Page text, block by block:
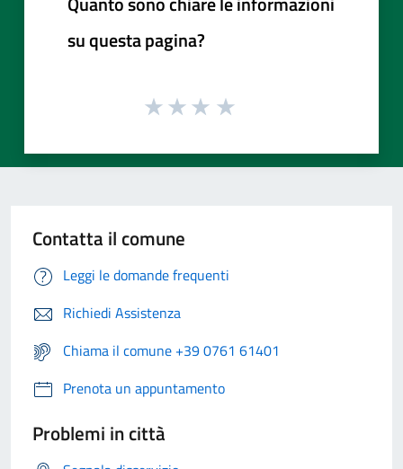
su questa pagina?
Contatta il comune
Leggi le domande frequenti
Richiedi Assistenza
Chiama il comune +39 0761 61401
Prenota un appuntamento
Problemi in città